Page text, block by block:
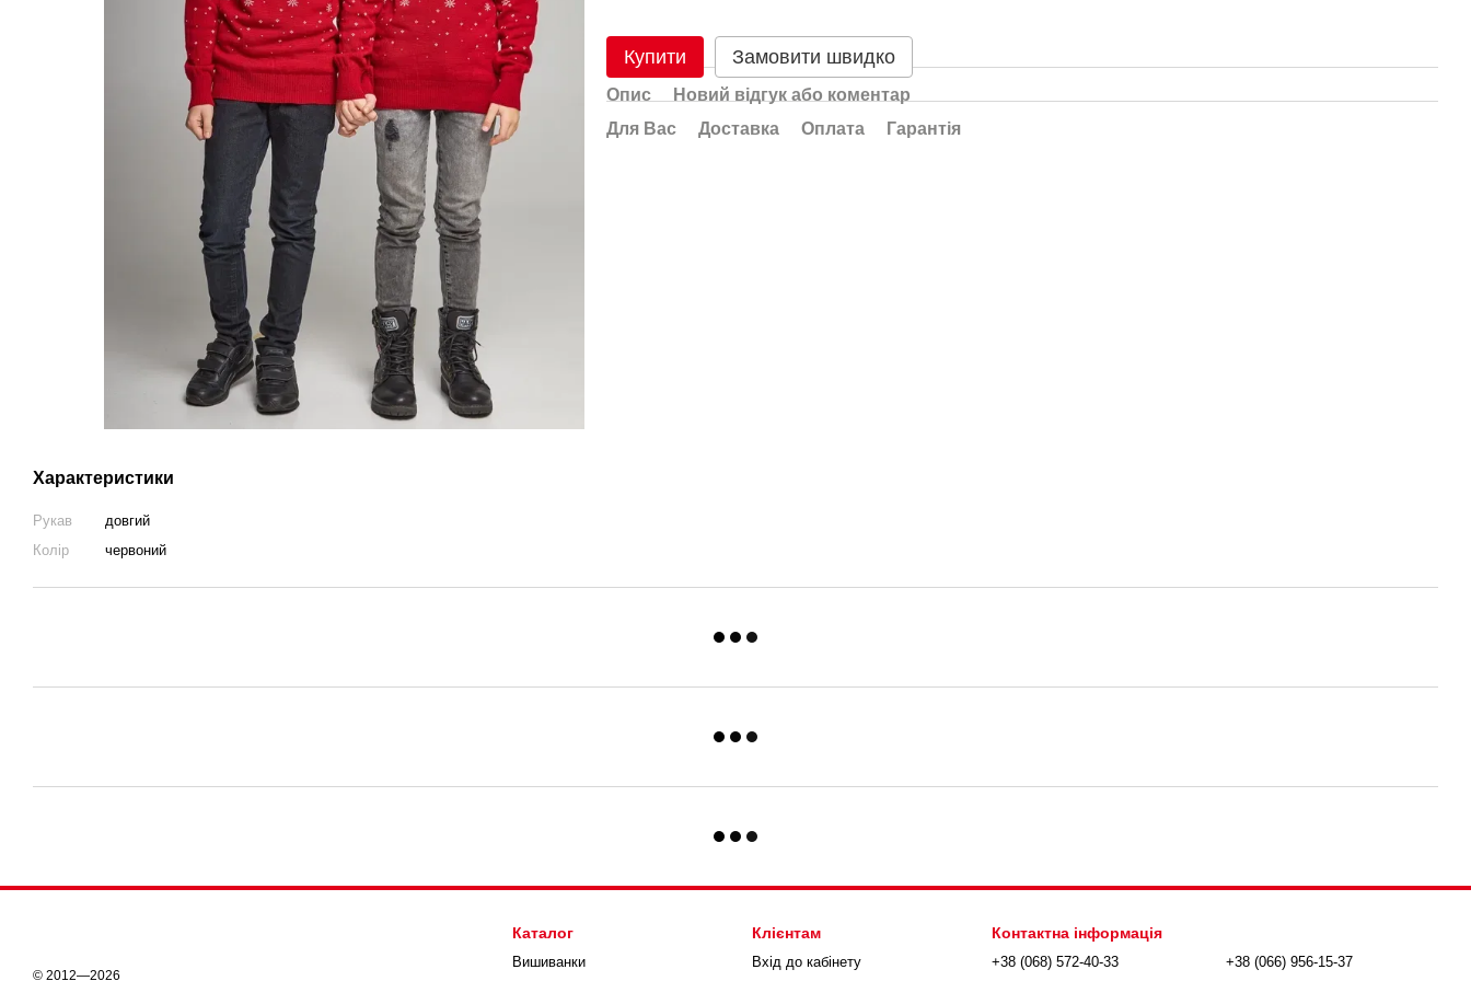
Характеристики
Рукав
довгий
Колір
червоний
Купити Замовити швидко
Опис
Новий відгук або коментар
Для Вас
Доставка Оплата Гарантія
© 2012—2026
Каталог
Вишиванки
Клієнтам
Вхід до кабінету
Контактна інформація
+38 (068) 572-40-33 +38 (066) 956-15-37